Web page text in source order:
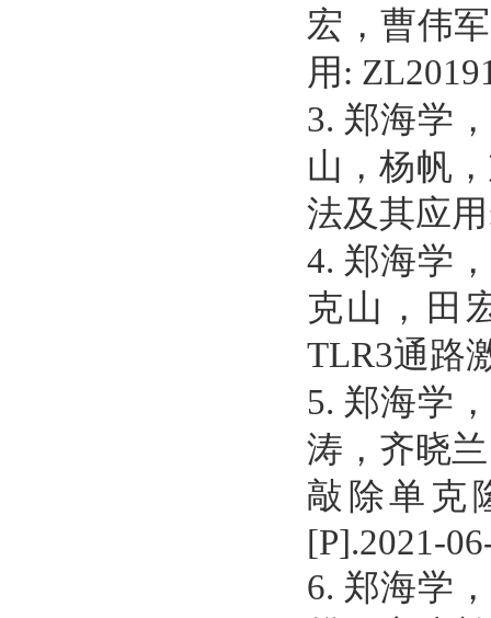
宏，曹伟
用 :
3. 郑海学，
山，杨帆
法及其应用
4. 郑海学，
克山，田
TLR3通路
5. 郑海学，
涛，齐晓
敲除单克
[P].2021-
6. 郑海学，